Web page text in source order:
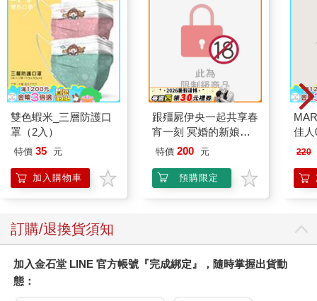
雙色蝦米_三層防護口
罩（2入）
特價 35 元
加入購物車
跟殭屍伊央一起共享春
宵一刻 冥婚的新娘番
外篇
特價 200 元
預購限定
佳人
220
訂購/退換貨須知
加入金石堂 LINE 官方帳號『完成綁定』，隨時掌握出貨動
態：